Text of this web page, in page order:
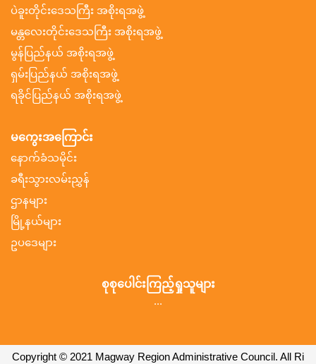
ပဲခူးတိုင်းဒေသကြီး အစိုးရအဖွဲ့
မန္တလေးတိုင်းဒေသကြီး အစိုးရအဖွဲ့
မွန်ပြည်နယ် အစိုးရအဖွဲ့
ရှမ်းပြည်နယ် အစိုးရအဖွဲ့
ရခိုင်ပြည်နယ် အစိုးရအဖွဲ့
မကွေးအကြောင်း
နောက်ခံသမိုင်း
ခရီးသွားလမ်းညွှန်
ဌာနများ
မြို့နယ်များ
ဥပဒေများ
စုစုပေါင်းကြည့်ရှုသူများ
...
Copyright © 2021 Magway Region Administrative Council. All Ri